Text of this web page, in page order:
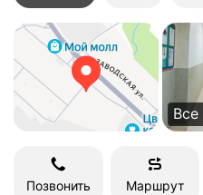
Все
Позвонить Маршрут